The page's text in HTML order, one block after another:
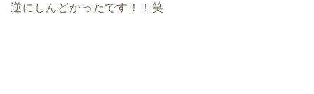
逆にしんどかったです！！笑